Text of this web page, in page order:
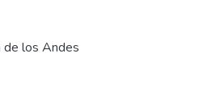
de los Andes